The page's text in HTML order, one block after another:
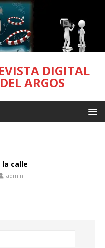
DIGITAL
ARGOS
calle
admin